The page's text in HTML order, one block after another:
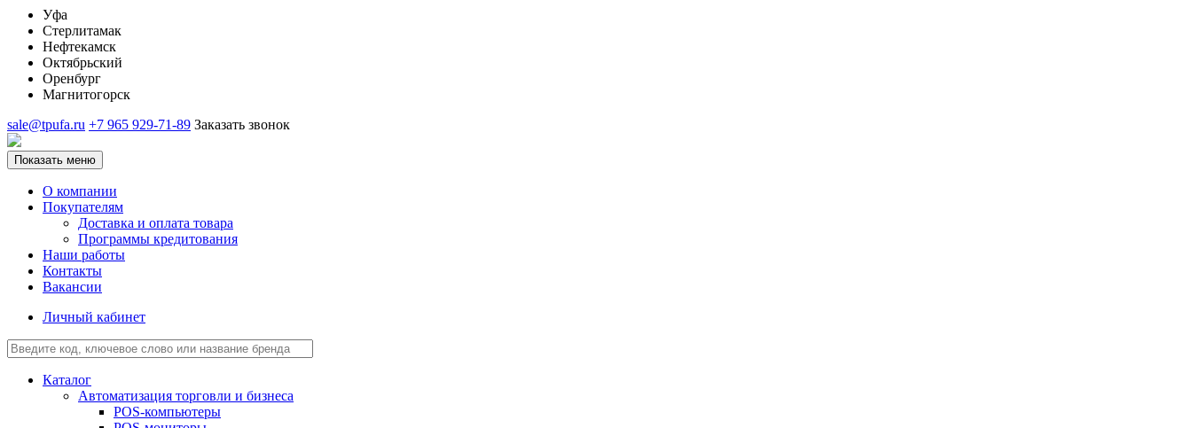
Уфа
Стерлитамак
Нефтекамск
Октябрьский
Оренбург
Магнитогорск
sale@tpufa.ru +7 965 929-71-89 Заказать звонок
Показать меню
О компании
Покупателям
Доставка и оплата товара
Программы кредитования
Наши работы
Контакты
Вакансии
Личный кабинет
Каталог
Автоматизация торговли и бизнеса
POS-компьютеры